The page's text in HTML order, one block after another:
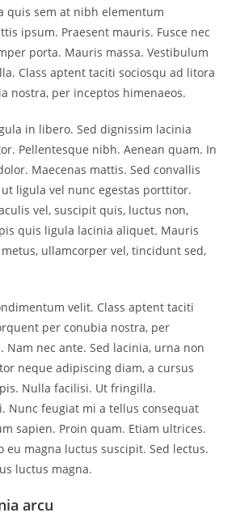
quis sem at nibh elementum
ipsum. Praesent mauris. Fusce nec
porta. Mauris massa. Vestibulum
Class aptent taciti sociosqu ad litora
nostra, per inceptos himenaeos.
in libero. Sed dignissim lacinia
Pellentesque nibh. Aenean quam. In
Maecenas mattis. Sed convallis
ligula vel nunc egestas porttitor.
vel, suscipit quis, luctus non,
quis ligula lacinia aliquet. Mauris
ullamcorper vel, tincidunt sed,
velit. Class aptent taciti
per conubia nostra, per
Nam nec ante. Sed lacinia, urna non
neque adipiscing diam, a cursus
Nulla facilisi. Ut fringilla.
Nunc feugiat mi a tellus consequat
sapien. Proin quam. Etiam ultrices.
eu magna luctus suscipit. Sed lectus.
luctus magna.
arcu